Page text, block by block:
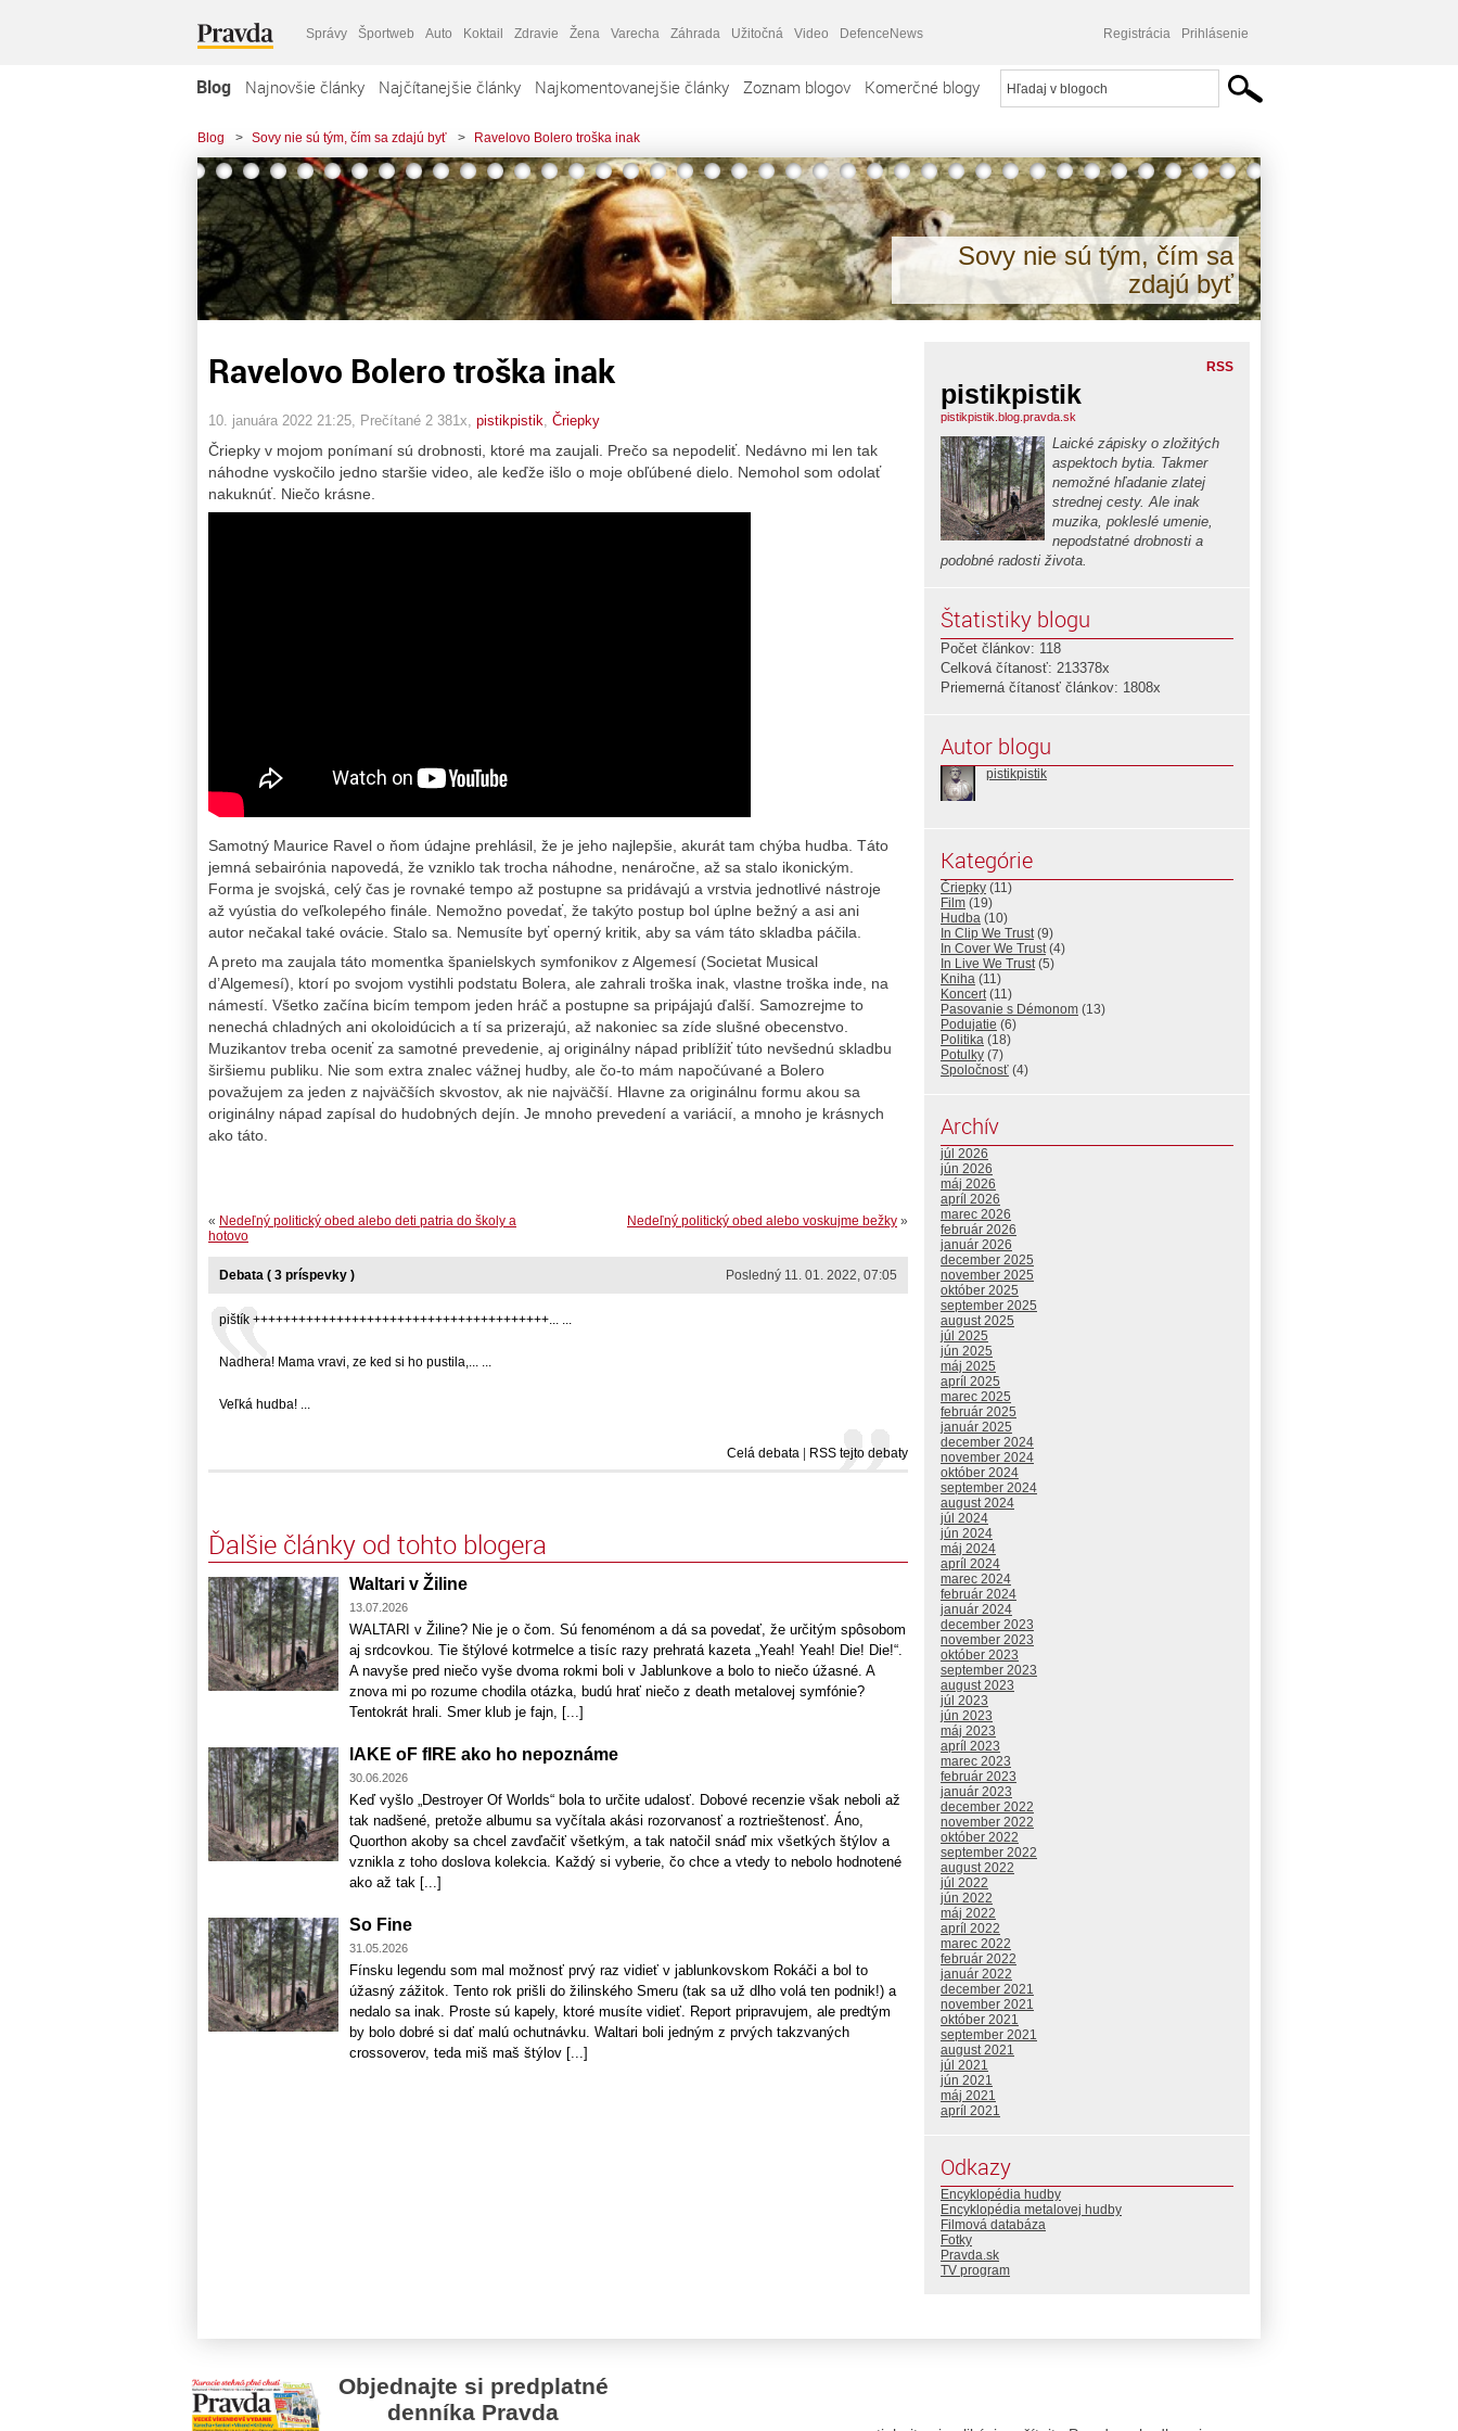
Správy Športweb Auto Koktail Zdravie Žena Varecha Záhrada Užitočná Video DefenceNews Registrácia Prihlásenie
Blog Najnovšie články Najčítanejšie články Najkomentovanejšie články Zoznam blogov Komerčné blogy
Blog > Sovy nie sú tým, čím sa zdajú byť > Ravelovo Bolero troška inak
Sovy nie sú tým, čím sa
zdajú byť
Ravelovo Bolero troška inak
10. januára 2022 21:25 , Prečítané 2 381x, pistikpistik Čriepky
Čriepky v mojom ponímaní sú drobnosti, ktoré ma zaujali. Prečo sa nepodeliť. Nedávno mi len tak
náhodne vyskočilo jedno staršie video, ale keďže išlo o moje obľúbené dielo. Nemohol som odolať
nakuknúť. Niečo krásne.
Samotný Maurice Ravel o ňom údajne prehlásil, že je jeho najlepšie, akurát tam chýba hudba. Táto
jemná sebairónia napovedá, že vzniklo tak trocha náhodne, nenáročne, až sa stalo ikonickým.
Forma je svojská, celý čas je rovnaké tempo až postupne sa pridávajú a vrstvia jednotlivé nástroje
až vyústia do veľkolepého finále. Nemožno povedať, že takýto postup bol úplne bežný a asi ani
autor nečakal také ovácie. Stalo sa. Nemusíte byť operný kritik, aby sa vám táto skladba páčila.
A preto ma zaujala táto momentka španielskych symfonikov z Algemesí (Societat Musical
d’Algemesí), ktorí po svojom vystihli podstatu Bolera, ale zahrali troška inak, vlastne troška inde, na
námestí. Všetko začína bicím tempom jeden hráč a postupne sa pripájajú ďalší. Samozrejme to
nenechá chladných ani okoloidúcich a tí sa prizerajú, až nakoniec sa zíde slušné obecenstvo.
Muzikantov treba oceniť za samotné prevedenie, aj originálny nápad priblížiť túto nevšednú skladbu
širšiemu publiku. Nie som extra znalec vážnej hudby, ale čo-to mám napočúvané a Bolero
považujem za jeden z najväčších skvostov, ak nie najväčší. Hlavne za originálnu formu akou sa
originálny nápad zapísal do hudobných dejín. Je mnoho prevedení a variácií, a mnoho je krásnych
ako táto.
Nedeľný politický obed alebo voskujme bežky »
« Nedeľný politický obed alebo deti patria do školy a
hotovo
Posledný 11. 01. 2022, 07:05
Debata ( 3 príspevky )
pištík +++++++++++++++++++++++++++++++++++++++... ...
Nadhera! Mama vravi, ze ked si ho pustila,... ...
Veľká hudba! ...
Celá debata RSS tejto debaty
Ďalšie články od tohto blogera
Waltari v Žiline
13.07.2026
WALTARI v Žiline? Nie je o čom. Sú fenoménom a dá sa povedať, že určitým spôsobom
aj srdcovkou. Tie štýlové kotrmelce a tisíc razy prehratá kazeta „Yeah! Yeah! Die! Die!“.
A navyše pred niečo vyše dvoma rokmi boli v Jablunkove a bolo to niečo úžasné. A
znova mi po rozume chodila otázka, budú hrať niečo z death metalovej symfónie?
Tentokrát hrali. Smer klub je fajn, [...]
lAKE oF fIRE ako ho nepoznáme
30.06.2026
Keď vyšlo „Destroyer Of Worlds“ bola to určite udalosť. Dobové recenzie však neboli až
tak nadšené, pretože albumu sa vyčítala akási rozorvanosť a roztrieštenosť. Áno,
Quorthon akoby sa chcel zavďačiť všetkým, a tak natočil snáď mix všetkých štýlov a
vznikla z toho doslova kolekcia. Každý si vyberie, čo chce a vtedy to nebolo hodnotené
ako až tak [...]
So Fine
31.05.2026
Fínsku legendu som mal možnosť prvý raz vidieť v jablunkovskom Rokáči a bol to
úžasný zážitok. Tento rok prišli do žilinského Smeru (tak sa už dlho volá ten podnik!) a
nedalo sa inak. Proste sú kapely, ktoré musíte vidieť. Report pripravujem, ale predtým
by bolo dobré si dať malú ochutnávku. Waltari boli jedným z prvých takzvaných
crossoverov, teda miš maš štýlov [...]
RSS
pistikpistik
pistikpistik.blog.pravda.sk
Laické zápisky o zložitých
aspektoch bytia. Takmer
nemožné hľadanie zlatej
strednej cesty. Ale inak
muzika, pokleslé umenie,
nepodstatné drobnosti a
podobné radosti života.
Štatistiky blogu
Počet článkov: 118
Celková čítanosť: 213378x
Priemerná čítanosť článkov: 1808x
Autor blogu
pistikpistik
Kategórie
Čriepky (11)
Film (19)
Hudba (10)
In Clip We Trust(9)
In Cover We Trust(4)
In Live We Trust(5)
Kniha (11)
Koncert(11)
Pasovanie s Démonom (13)
Podujatie (6)
Politika (18)
Potulky (7)
Spoločnosť (4)
Archív
júl 2026
jún 2026
máj 2026
apríl 2026
marec 2026
február 2026
január 2026
december 2025
november 2025
október 2025
september 2025
august 2025
júl 2025
jún 2025
máj 2025
apríl 2025
marec 2025
február 2025
január 2025
december 2024
november 2024
október 2024
september 2024
august 2024
júl 2024
jún 2024
máj 2024
apríl 2024
marec 2024
február 2024
január 2024
december 2023
november 2023
október 2023
september 2023
august 2023
júl 2023
jún 2023
máj 2023
apríl 2023
marec 2023
február 2023
január 2023
december 2022
november 2022
október 2022
september 2022
august 2022
júl 2022
jún 2022
máj 2022
apríl 2022
marec 2022
február 2022
január 2022
december 2021
november 2021
október 2021
september 2021
august 2021
júl 2021
jún 2021
máj 2021
apríl 2021
Odkazy
Encyklopédia hudby
Encyklopédia metalovej hudby
Filmová databáza
Fotky
Pravda.sk
TV program
Objednajte si predplatné
denníka Pravda